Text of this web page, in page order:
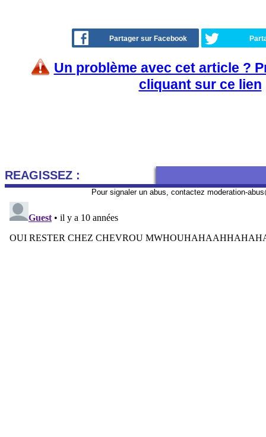
Partager sur Facebook
Un problème avec cet article ?
cliquant sur ce lien
REAGISSEZ :
Pour signaler un abus, contactez moderation-